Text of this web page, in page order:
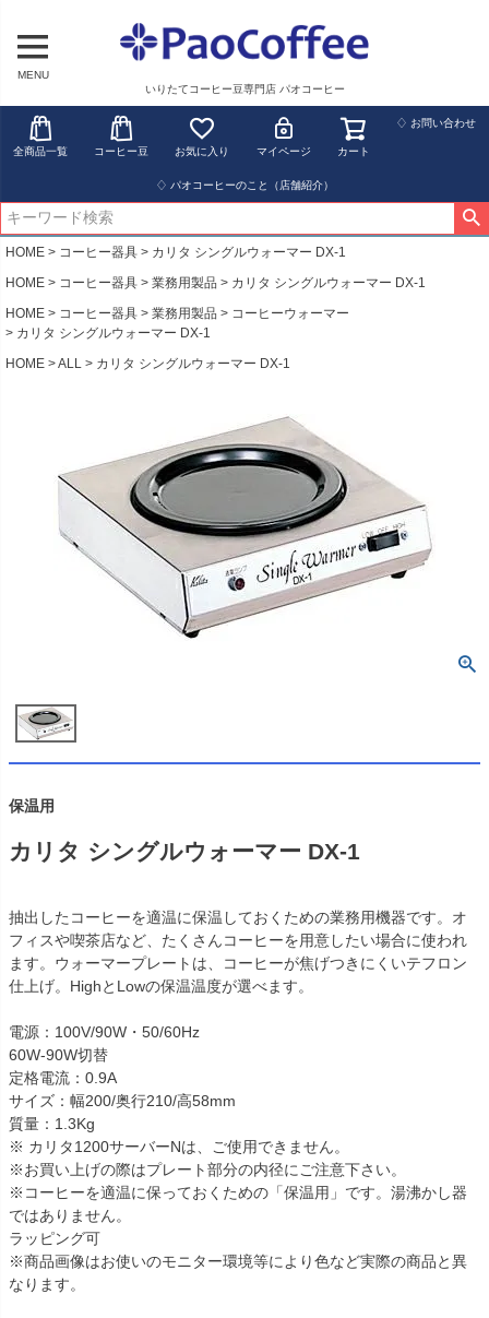
MENU
いりたてコーヒー豆専門店 パオコーヒー
全商品一覧 コーヒー豆 お気に入り マイページ カート
♢ お問い合わせ
♢ パオコーヒーのこと（店舗紹介）
HOME コーヒー器具
カリタ シングルウォーマー DX-1
HOME
コーヒー器具 業務用製品
カリタ シングルウォーマー DX-1
HOME
コーヒー器具 業務用製品
コーヒーウォーマー
カリタ シングルウォーマー DX-1
HOME
ALL カリタ シングルウォーマー DX-1
保温用
カリタ シングルウォーマー DX-1
抽出したコーヒーを適温に保温しておくための業務用機器です。オ
フィスや喫茶店など、たくさんコーヒーを用意したい場合に使われ
ます。ウォーマープレートは、コーヒーが焦げつきにくいテフロン
仕上げ。HighとLowの保温温度が選べます。
電源：100V/90W・50/60Hz
60W-90W切替
定格電流：0.9A
サイズ：幅200/奥行210/高58mm
質量：1.3Kg
※ カリタ1200サーバーNは、ご使用できません。
※お買い上げの際はプレート部分の内径にご注意下さい。
※コーヒーを適温に保っておくための「保温用」です。湯沸かし器
ではありません。
ラッピング可
※商品画像はお使いのモニター環境等により色など実際の商品と異
なります。